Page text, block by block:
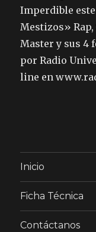
Imperdible
Mestizos» Rap,
Master y sus 4
por Radio
line en
Inicio
Ficha Técnica
Contáctanos